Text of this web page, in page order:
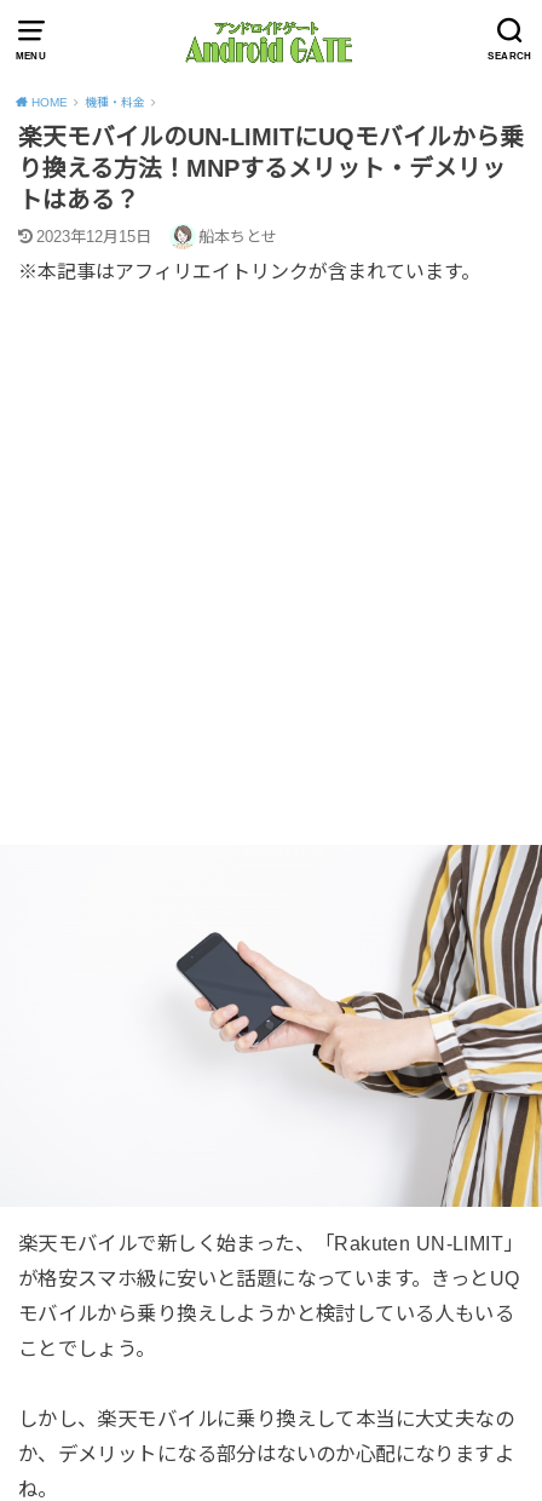
MENU SEARCH
HOME 機種・料金
楽天モバイルのUN-LIMITにUQモバイルから乗
り換える方法！MNPするメリット・デメリッ
トはある？
2023年12月15日 船本ちとせ
※本記事はアフィリエイトリンクが含まれています。
楽天モバイルで新しく始まった、「Rakuten UN-LIMIT」
が格安スマホ級に安いと話題になっています。きっとUQ
モバイルから乗り換えしようかと検討している人もいる
ことでしょう。
しかし、楽天モバイルに乗り換えして本当に大丈夫なの
か、デメリットになる部分はないのか心配になりますよ
ね。